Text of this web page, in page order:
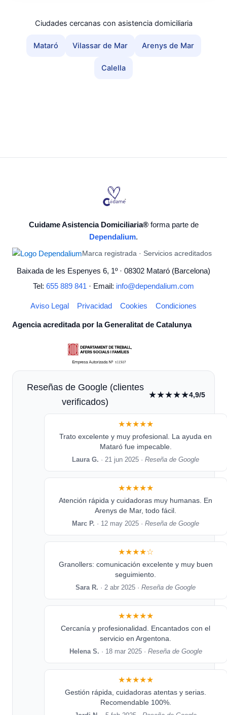
Ciudades cercanas con asistencia domiciliaria
Mataró Vilassar de Mar Arenys de Mar
Calella
Cuidame Asistencia Domiciliaria®forma parte de
Dependalium.
Marca registrada · Servicios acreditados
Baixada de les Espenyes 6, 1º · 08302 Mataró (Barcelona)
Tel: 655 889 841 · Email: info@dependalium.com
Aviso Legal Privacidad Cookies Condiciones
Agencia acreditada por la Generalitat de Catalunya
Reseñas de Google (clientes
verificados)
★★★★★4,9/5
★★★★★
Trato excelente y muy profesional. La ayuda en
Mataró fue impecable.
Laura G. · 21 jun 2025 ·Reseña de Google
★★★★★
Atención rápida y cuidadoras muy humanas. En
Arenys de Mar, todo fácil.
Marc P. · 12 may 2025 ·Reseña de Google
★★★★☆
Granollers: comunicación excelente y muy buen
seguimiento.
Sara R. · 2 abr 2025 ·Reseña de Google
★★★★★
Cercanía y profesionalidad. Encantados con el
servicio en Argentona.
Helena S. · 18 mar 2025 · Reseña de Google
★★★★★
Gestión rápida, cuidadoras atentas y serias.
Recomendable 100%.